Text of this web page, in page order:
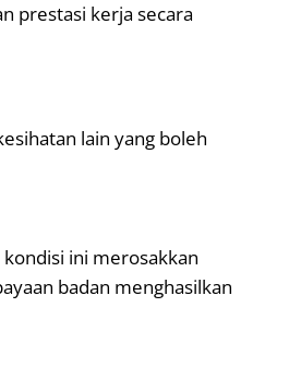
prestasi kerja secara
lain yang boleh
ini merosakkan
badan menghasilkan